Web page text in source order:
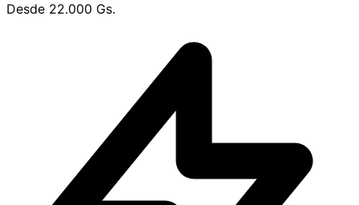
Desde 22.000 Gs.